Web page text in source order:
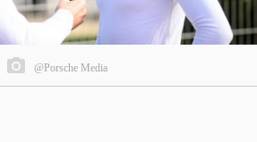
@Porsche Media